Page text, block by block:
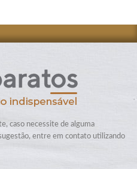
caso necessite de alguma
entre em contato utilizando